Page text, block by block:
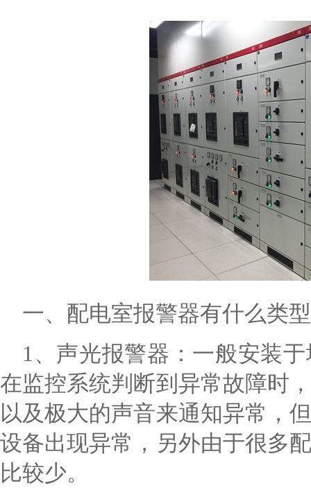
一、配电室报警器有什么类
1、声光报警器：一般安装
在监控系统判断到异常故障时
以及极大的声音来通知异常，
设备出现异常，另外由于很多
比较少。